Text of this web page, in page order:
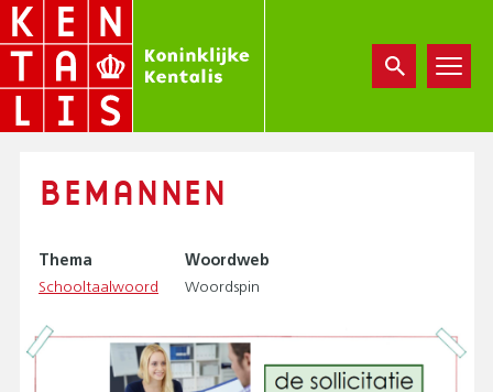
Overslaan
en
de
inhoud
BEMANNEN
Thema
Schooltaalwoord
Woordweb
Woordspin